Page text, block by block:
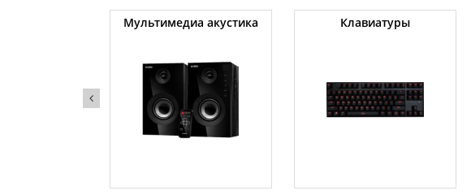
Мультимедиа акустика Клавиатуры